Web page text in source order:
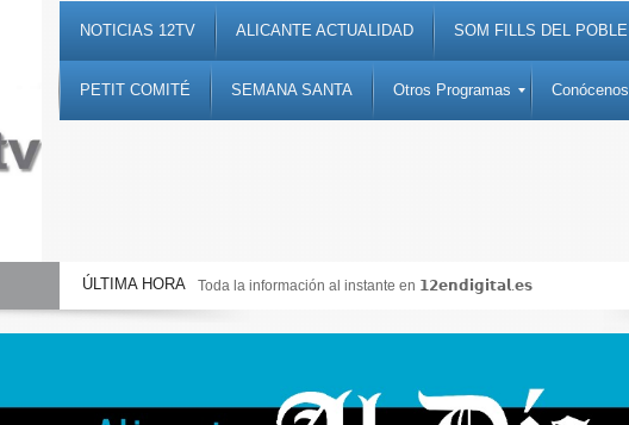
NOTICIAS 12TV ALICANTE ACTUALIDAD SOM FILLS DEL POBLE
PETIT COMITÉ SEMANA SANTA Otros Programas Conócenos
ÚLTIMA HORA Toda la información al instante en 𝟭𝟮𝗲𝗻𝗱𝗶𝗴𝗶𝘁𝗮𝗹.𝗲𝘀